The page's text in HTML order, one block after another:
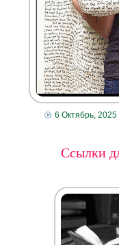
6 Октябрь, 2025
Ссылки